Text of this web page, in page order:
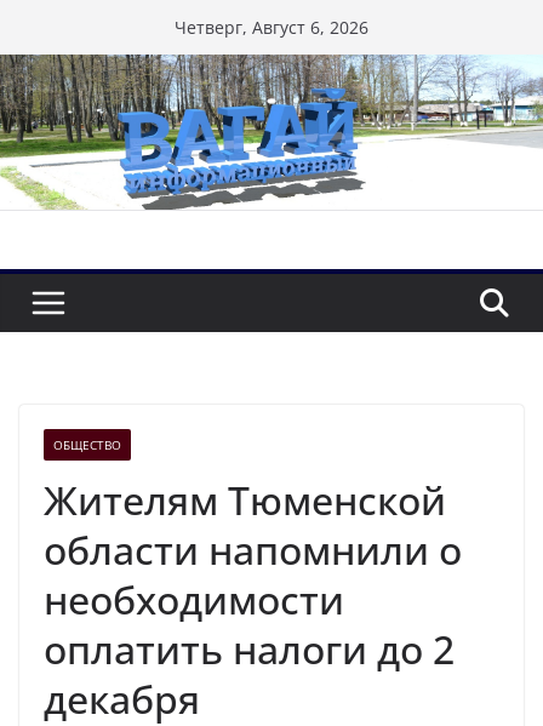
к
содержимому
Четверг, Август 6, 2026
ОБЩЕСТВО
Жителям Тюменской
области напомнили о
необходимости
оплатить налоги до 2
декабря